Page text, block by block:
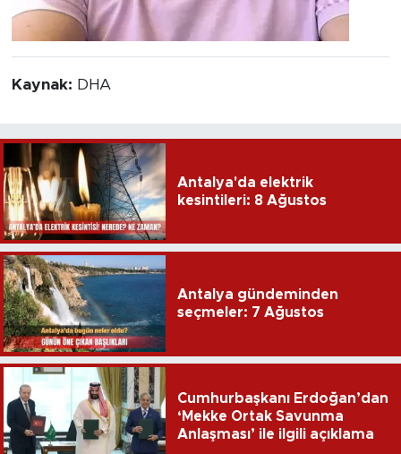
Kaynak: DHA
Antalya'da elektrik
kesintileri: 8 Ağustos
Antalya gündeminden
seçmeler: 7 Ağustos
Cumhurbaşkanı Erdoğan’dan
‘Mekke Ortak Savunma
Anlaşması’ ile ilgili açıklama